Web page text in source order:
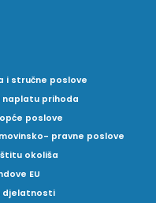
i stručne poslove
naplatu prihoda
poslove
pravne poslove
okoliša
EU
djelatnosti